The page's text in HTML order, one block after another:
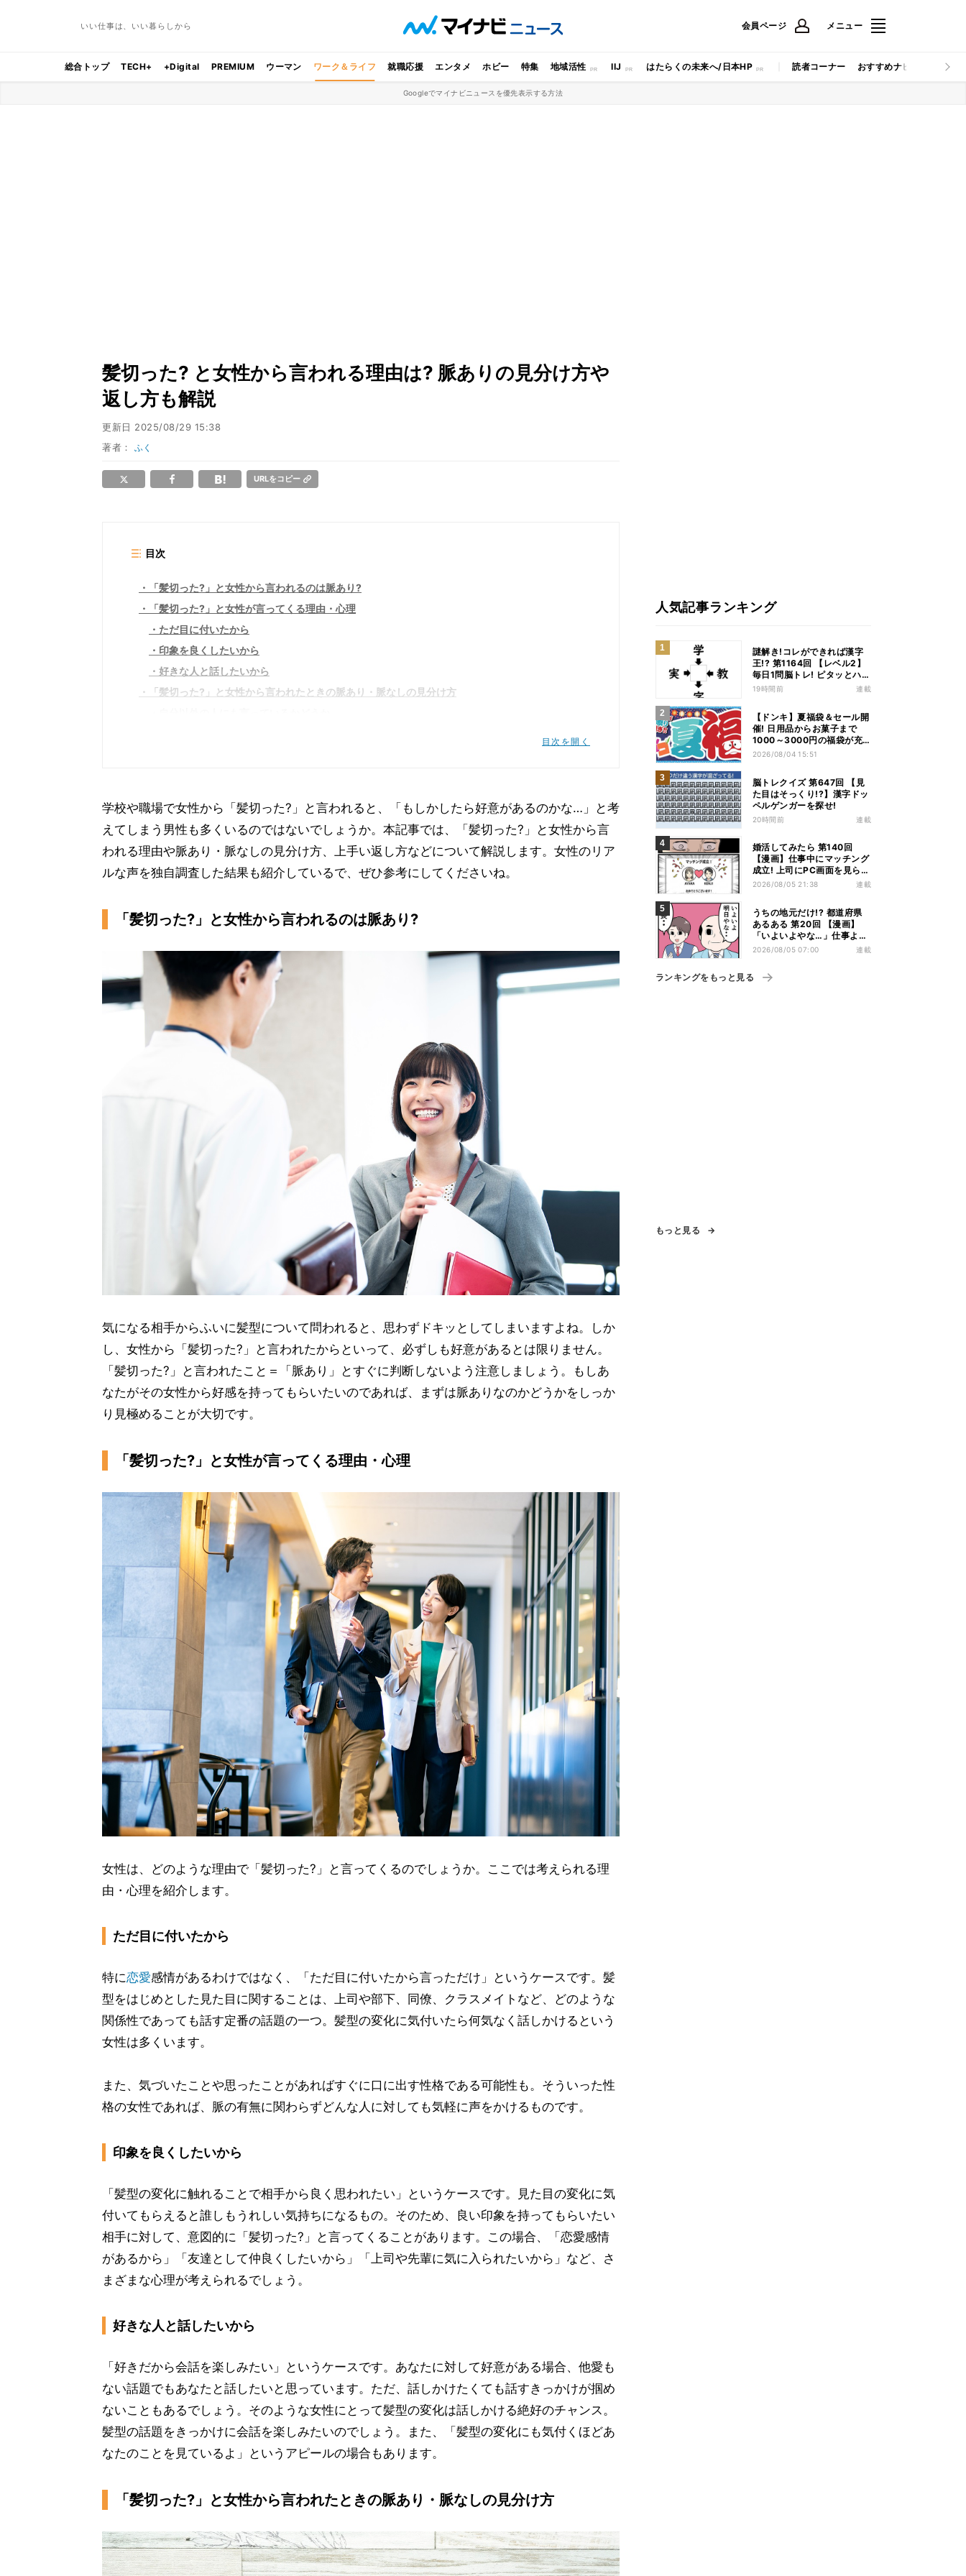
いい仕事は、いい暮らしから 会員ページ メニュー
総合トップ TECH+ +Digital PREMIUM ウーマン ワーク＆ライフ 就職応援 エンタメ ホビー 特集 地域活性 IIJ はたらくの未来へ/日本HP 読者コーナー おすすめナビ マイナビ
Googleでマイナビニュースを優先表示する方法
髪切った? と女性から言われる理由は? 脈ありの見分け方や
返し方も解説
更新日 2025/08/29 15:38
著者：ふく
URLをコピー
目次
「髪切った?」と女性から言われるのは脈あり?
「髪切った?」と女性が言ってくる理由・心理
ただ目に付いたから
印象を良くしたいから
好きな人と話したいから
「髪切った?」と女性から言われたときの脈あり・脈なしの見分け方
相手の女性に好意がない場合
目次を開く
学校や職場で女性から「髪切った?」と言われると、「もしかしたら好意があるのかな…」と考
えてしまう男性も多くいるのではないでしょうか。本記事では、「髪切った?」と女性から言
われる理由や脈あり・脈なしの見分け方、上手い返し方などについて解説します。女性のリア
ルな声を独自調査した結果も紹介しているで、ぜひ参考にしてくださいね。
「髪切った?」と女性から言われるのは脈あり?
気になる相手からふいに髪型について問われると、思わずドキッとしてしまいますよね。しか
し、女性から「髪切った?」と言われたからといって、必ずしも好意があるとは限りません。
「髪切った?」と言われたこと＝「脈あり」とすぐに判断しないよう注意しましょう。もしあ
なたがその女性から好感を持ってもらいたいのであれば、まずは脈ありなのかどうかをしっか
り見極めることが大切です。
「髪切った?」と女性が言ってくる理由・心理
女性は、どのような理由で「髪切った?」と言ってくるのでしょうか。ここでは考えられる理
由・心理を紹介します。
ただ目に付いたから
特に恋愛感情があるわけではなく、「ただ目に付いたから言っただけ」というケースです。髪
型をはじめとした見た目に関することは、上司や部下、同僚、クラスメイトなど、どのような
関係性であっても話す定番の話題の一つ。髪型の変化に気付いたら何気なく話しかけるという
女性は多くいます。
また、気づいたことや思ったことがあればすぐに口に出す性格である可能性も。そういった性
格の女性であれば、脈の有無に関わらずどんな人に対しても気軽に声をかけるものです。
印象を良くしたいから
「髪型の変化に触れることで相手から良く思われたい」というケースです。見た目の変化に気
付いてもらえると誰しもうれしい気持ちになるもの。そのため、良い印象を持ってもらいたい
相手に対して、意図的に「髪切った?」と言ってくることがあります。この場合、「恋愛感情
があるから」「友達として仲良くしたいから」「上司や先輩に気に入られたいから」など、さ
まざまな心理が考えられるでしょう。
好きな人と話したいから
「好きだから会話を楽しみたい」というケースです。あなたに対して好意がある場合、他愛も
ない話題でもあなたと話したいと思っています。ただ、話しかけたくても話すきっかけが掴め
ないこともあるでしょう。そのような女性にとって髪型の変化は話しかける絶好のチャンス。
髪型の話題をきっかけに会話を楽しみたいのでしょう。また、「髪型の変化にも気付くほどあ
なたのことを見ているよ」というアピールの場合もあります。
「髪切った?」と女性から言われたときの脈あり・脈なしの見分け方
人気記事ランキング
謎解き!コレができれば漢字
王!? 第1164回 【レベル2】
毎日1問脳トレ! ピタッとハマ
る漢字はどれだ?
19時間前 連載
【ドンキ】夏福袋＆セール開
催! 日用品からお菓子まで
1000～3000円の福袋が充
実、家電やアパレルなど人気
2026/08/04 15:51
脳トレクイズ 第647回 【見
た目はそっくり!?】漢字ドッ
ペルゲンガーを探せ!
20時間前 連載
婚活してみたら 第140回
【漫画】仕事中にマッチング
成立! 上司にPC画面を見られ
た結果…
2026/08/05 21:38 連載
うちの地元だけ!? 都道府県
あるある 第20回 【漫画】
「いよいよやな…」仕事より
優先は当然!? 兵庫県民の“祭
2026/08/05 07:00 連載
ランキングをもっと見る
もっと見る